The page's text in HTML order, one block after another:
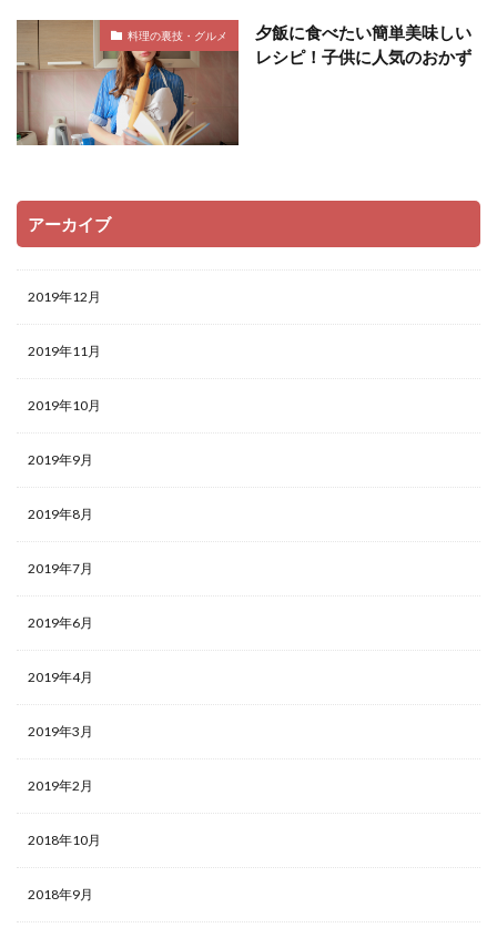
料理の裏技・グルメ
夕飯に食べたい簡単美味しい
レシピ！子供に人気のおかず
アーカイブ
2019年12月
2019年11月
2019年10月
2019年9月
2019年8月
2019年7月
2019年6月
2019年4月
2019年3月
2019年2月
2018年10月
2018年9月